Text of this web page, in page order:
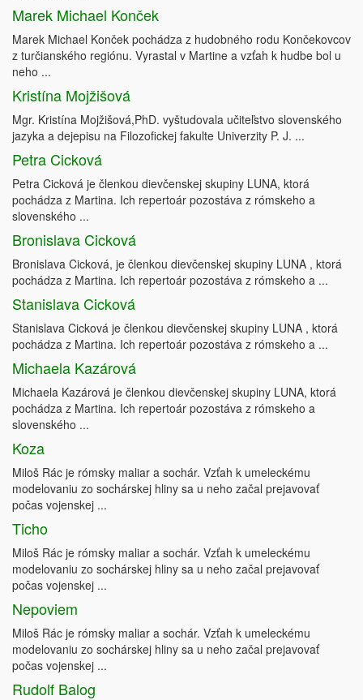
Marek Michael Konček
Marek Michael Konček pochádza z hudobného rodu Končekovcov
z turčianského regiónu. Vyrastal v Martine a vzťah k hudbe bol u
neho ...
Kristína Mojžišová
Mgr. Kristína Mojžišová,PhD. vyštudovala učiteľstvo slovenského
jazyka a dejepisu na Filozofickej fakulte Univerzity P. J. ...
Petra Cicková
Petra Cicková je členkou dievčenskej skupiny LUNA, ktorá
pochádza z Martina. Ich repertoár pozostáva z rómskeho a
slovenského ...
Bronislava Cicková
Bronislava Cicková, je členkou dievčenskej skupiny LUNA , ktorá
pochádza z Martina. Ich repertoár pozostáva z rómskeho a ...
Stanislava Cicková
Stanislava Cicková je členkou dievčenskej skupiny LUNA , ktorá
pochádza z Martina. Ich repertoár pozostáva z rómskeho a ...
Michaela Kazárová
Michaela Kazárová je členkou dievčenskej skupiny LUNA, ktorá
pochádza z Martina. Ich repertoár pozostáva z rómskeho a
slovenského ...
Koza
Miloš Rác je rómsky maliar a sochár. Vzťah k umeleckému
modelovaniu zo sochárskej hliny sa u neho začal prejavovať
počas vojenskej ...
Ticho
Miloš Rác je rómsky maliar a sochár. Vzťah k umeleckému
modelovaniu zo sochárskej hliny sa u neho začal prejavovať
počas vojenskej ...
Nepoviem
Miloš Rác je rómsky maliar a sochár. Vzťah k umeleckému
modelovaniu zo sochárskej hliny sa u neho začal prejavovať
počas vojenskej ...
Rudolf Balog